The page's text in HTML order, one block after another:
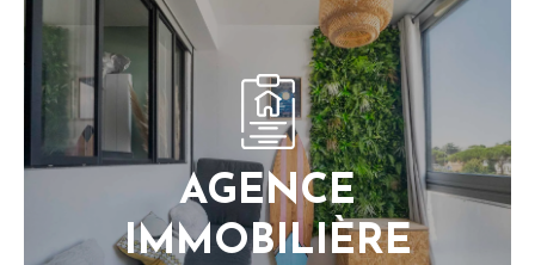
AGENCE
IMMOBILIÈRE